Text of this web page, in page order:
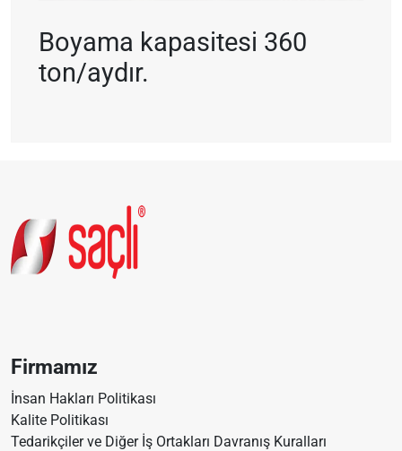
Boyama kapasitesi 360
ton/aydır.
Firmamız
İnsan Hakları Politikası
Kalite Politikası
Tedarikçiler ve Diğer İş Ortakları Davranış Kuralları